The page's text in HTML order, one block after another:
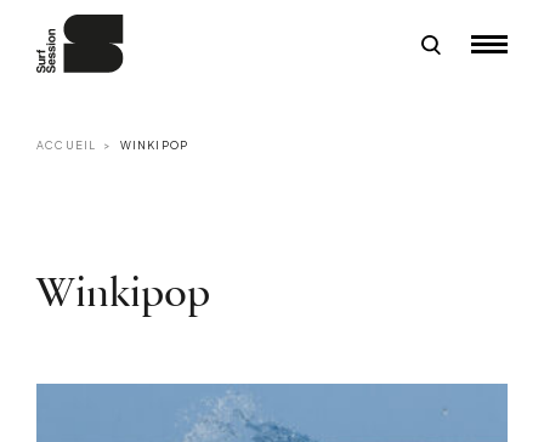
ACCUEIL WINKIPOP
Winkipop